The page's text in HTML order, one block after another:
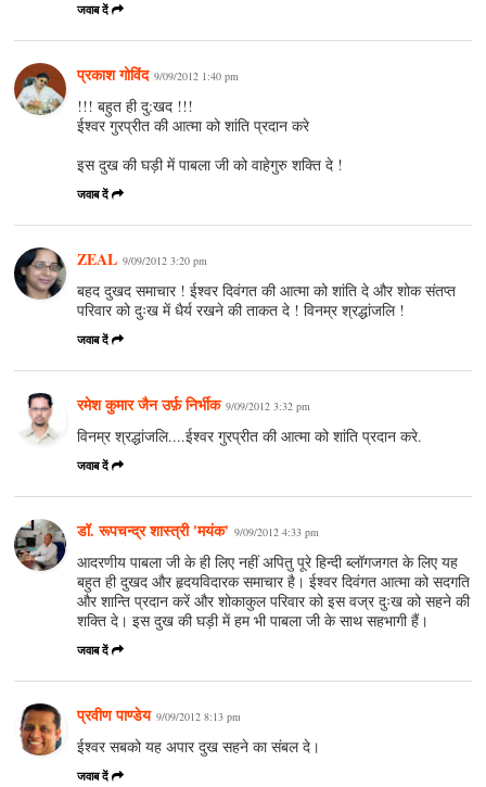
जवाब दें
प्रकाश गोविंद 9/09/2012 1:40 pm
!!! बहुत ही दु:खद !!!
ईश्वर गुरप्रीत की आत्मा को शांति प्रदान करे
इस दुख की घड़ी में पाबला जी को वाहेगुरु शक्ति दे !
जवाब दें
ZEAL 9/09/2012 3:20 pm
बहद दुखद समाचार ! ईश्वर दिवंगत की आत्मा को शांति दे और शोक संतप्त
परिवार को दुःख में धैर्य रखने की ताकत दे ! विनम्र श्रद्धांजलि !
जवाब दें
रमेश कुमार जैन उर्फ़ निर्भीक 9/09/2012 3:32 pm
विनम्र श्रद्धांजलि....ईश्वर गुरप्रीत की आत्मा को शांति प्रदान करे.
जवाब दें
डॉ. रूपचन्द्र शास्त्री 'मयंक' 9/09/2012 4:33 pm
आदरणीय पाबला जी के ही लिए नहीं अपितु पूरे हिन्दी ब्लॉगजगत के लिए यह
बहुत ही दुखद और हृदयविदारक समाचार है। ईश्वर दिवंगत आत्मा को सदगति
और शान्ति प्रदान करें और शोकाकुल परिवार को इस वज्र दुःख को सहने की
शक्ति दे। इस दुख की घड़ी में हम भी पाबला जी के साथ सहभागी हैं।
जवाब दें
प्रवीण पाण्डेय 9/09/2012 8:13 pm
ईश्वर सबको यह अपार दुख सहने का संबल दे।
जवाब दें